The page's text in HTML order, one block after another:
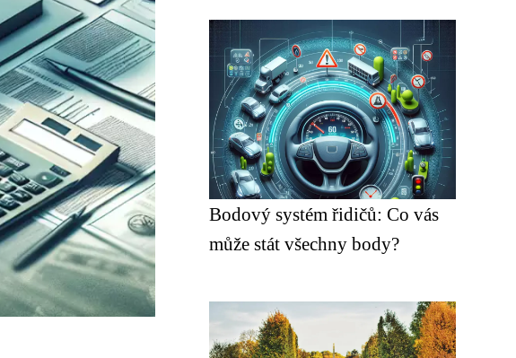
Bodový systém řidičů: Co vás
může stát všechny body?